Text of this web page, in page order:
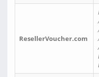
ResellerVoucher.com